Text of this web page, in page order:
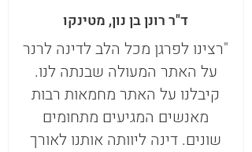
"רצינו לפרגן מכל הלב לדינה לרנר
על האתר המעולה שבנתה לנו.
קיבלנו על האתר מחמאות רבות
מאנשים המגיעים מתחומים
שונים. דינה ליוותה אותנו לאורך
ד"ר רונן בן נון, מטינקו